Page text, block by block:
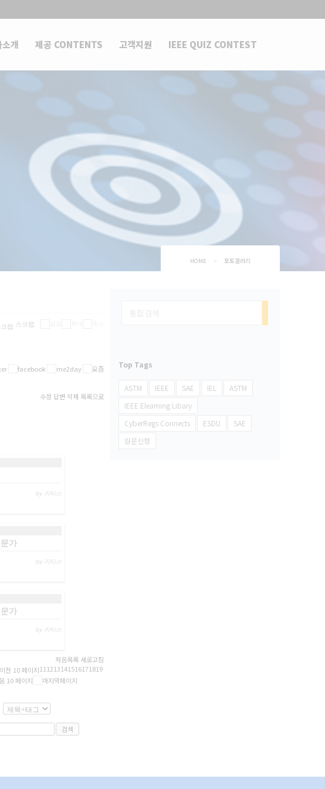
소개 제공 CONTENTS 고객지원 IEEE QUIZ CONTEST
HOME > 포토갤러리
스크랩
수정 답변 삭제 목록으로
by 키티스
가
by 키티스
가
by 키티스
처음목록 새로고침
11 1213141516171819
Top Tags
ASTM IEEE SAE IEL
ASTM
IEEE Elearning Libary
CyberRegs Connects
ESDU
SAE
원문신청